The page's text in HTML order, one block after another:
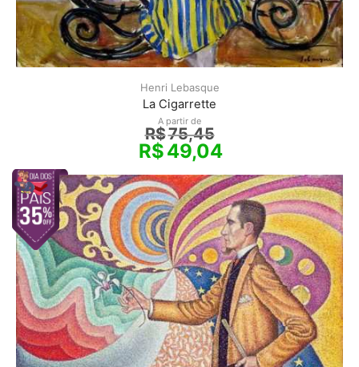
Henri Lebasque
La Cigarrette
A partir de
R$75,45
R$49,04